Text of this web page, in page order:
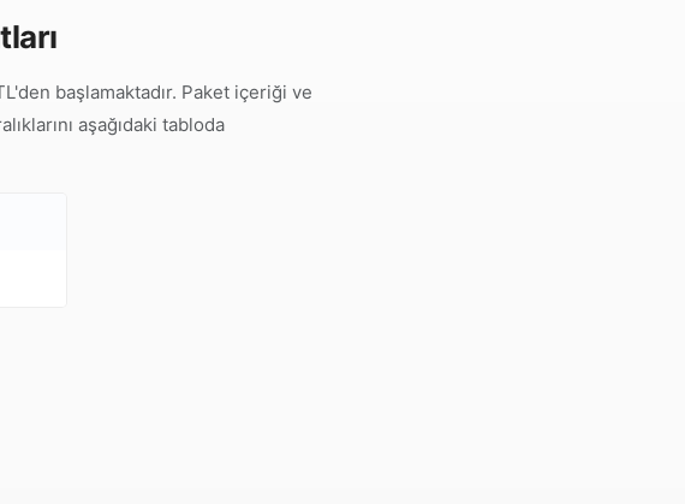
başlamaktadır. Paket içeriği ve
aşağıdaki tabloda